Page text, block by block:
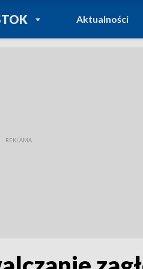
POWRÓT DO
TVP REGIONY
Aktualności